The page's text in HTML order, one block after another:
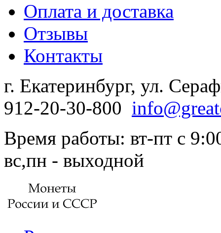
Оплата и доставка
Отзывы
Контакты
г. Екатеринбург, ул.
912-20-30-800
Время работы: вт-пт с
вс,пн - выходной